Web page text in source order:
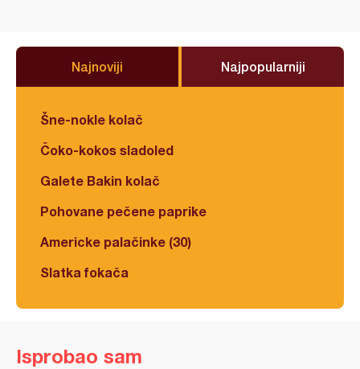
Najnoviji Najpopularniji
Šne-nokle kolač
Čoko-kokos sladoled
Galete Bakin kolač
Pohovane pečene paprike
Americke palačinke (30)
Slatka fokača
Isprobao sam